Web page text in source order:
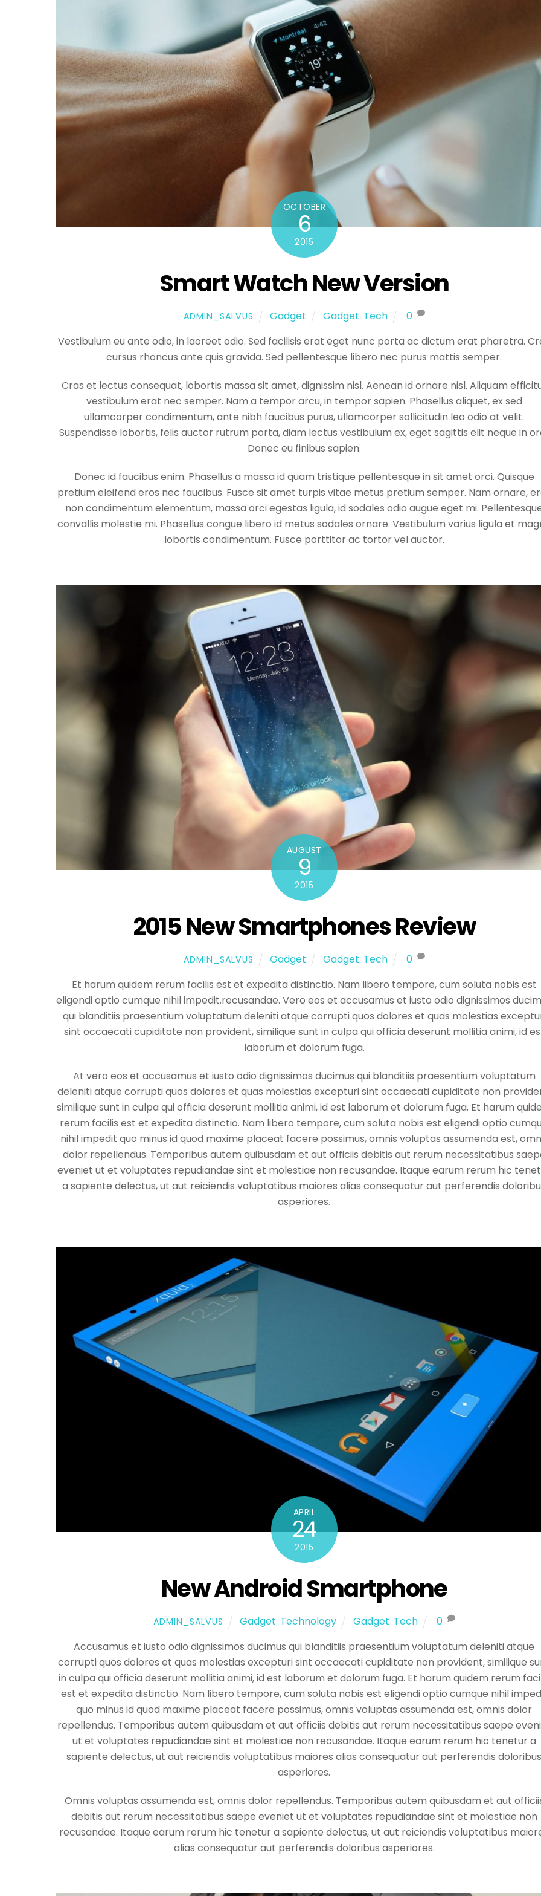
OCTOBER
6
2015
Smart Watch New Version
ADMIN_SALVUS Gadget Gadget Tech
0
Vestibulum eu ante odio, in laoreet odio. Sed facilisis erat eget nunc porta ac dictum erat pharetra.
cursus rhoncus ante quis gravida. Sed pellentesque libero nec purus mattis semper.
Cras et lectus consequat, lobortis massa sit amet, dignissim nisl. Aenean id ornare nisl. Aliquam
vestibulum erat nec semper. Nam a tempor arcu, in tempor sapien. Phasellus aliquet, ex sed
ullamcorper condimentum, ante nibh faucibus purus, ullamcorper sollicitudin leo odio at velit.
Suspendisse lobortis, felis auctor rutrum porta, diam lectus vestibulum ex, eget sagittis elit neque in
Donec eu finibus sapien.
Donec id faucibus enim. Phasellus a massa id quam tristique pellentesque in sit amet orci. Quisque
pretium eleifend eros nec faucibus. Fusce sit amet turpis vitae metus pretium semper. Nam ornare,
non condimentum elementum, massa orci egestas ligula, id sodales odio augue eget mi.
convallis molestie mi. Phasellus congue libero id metus sodales ornare. Vestibulum varius ligula et
lobortis condimentum. Fusce porttitor ac tortor vel auctor.
AUGUST
9
2015
2015 New Smartphones Review
ADMIN_SALVUS Gadget Gadget Tech
0
Et harum quidem rerum facilis est et expedita distinctio. Nam libero tempore, cum soluta nobis est
eligendi optio cumque nihil impedit.recusandae. Vero eos et accusamus et iusto odio dignissimos
qui blanditiis praesentium voluptatum deleniti atque corrupti quos dolores et quas molestias
sint occaecati cupiditate non provident, similique sunt in culpa qui officia deserunt mollitia animi, id
laborum et dolorum fuga.
At vero eos et accusamus et iusto odio dignissimos ducimus qui blanditiis praesentium voluptatum
deleniti atque corrupti quos dolores et quas molestias excepturi sint occaecati cupiditate non
similique sunt in culpa qui officia deserunt mollitia animi, id est laborum et dolorum fuga. Et harum
rerum facilis est et expedita distinctio. Nam libero tempore, cum soluta nobis est eligendi optio
nihil impedit quo minus id quod maxime placeat facere possimus, omnis voluptas assumenda est,
dolor repellendus. Temporibus autem quibusdam et aut officiis debitis aut rerum necessitatibus
eveniet ut et voluptates repudiandae sint et molestiae non recusandae. Itaque earum rerum hic
a sapiente delectus, ut aut reiciendis voluptatibus maiores alias consequatur aut perferendis
asperiores.
APRIL
24
2015
New Android Smartphone
ADMIN_SALVUS Gadget Technology Gadget Tech
0
Accusamus et iusto odio dignissimos ducimus qui blanditiis praesentium voluptatum deleniti atque
corrupti quos dolores et quas molestias excepturi sint occaecati cupiditate non provident, similique
in culpa qui officia deserunt mollitia animi, id est laborum et dolorum fuga. Et harum quidem rerum
est et expedita distinctio. Nam libero tempore, cum soluta nobis est eligendi optio cumque nihil
quo minus id quod maxime placeat facere possimus, omnis voluptas assumenda est, omnis dolor
repellendus. Temporibus autem quibusdam et aut officiis debitis aut rerum necessitatibus saepe
ut et voluptates repudiandae sint et molestiae non recusandae. Itaque earum rerum hic tenetur a
sapiente delectus, ut aut reiciendis voluptatibus maiores alias consequatur aut perferendis doloribus
asperiores.
Omnis voluptas assumenda est, omnis dolor repellendus. Temporibus autem quibusdam et aut
debitis aut rerum necessitatibus saepe eveniet ut et voluptates repudiandae sint et molestiae non
recusandae. Itaque earum rerum hic tenetur a sapiente delectus, ut aut reiciendis voluptatibus
alias consequatur aut perferendis doloribus asperiores.